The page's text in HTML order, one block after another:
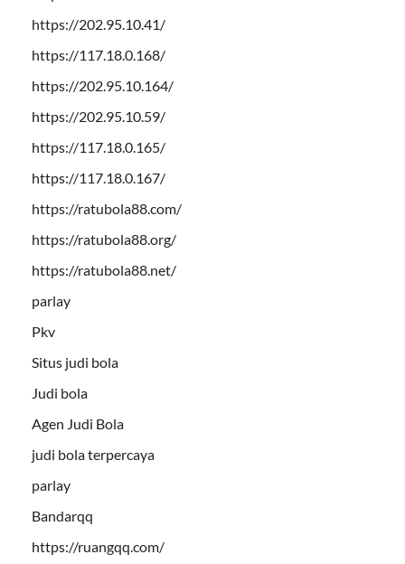
https://202.95.10.41/
https://117.18.0.168/
https://202.95.10.164/
https://202.95.10.59/
https://117.18.0.165/
https://117.18.0.167/
https://ratubola88.com/
https://ratubola88.org/
https://ratubola88.net/
parlay
Pkv
Situs judi bola
Judi bola
Agen Judi Bola
judi bola terpercaya
parlay
Bandarqq
https://ruangqq.com/